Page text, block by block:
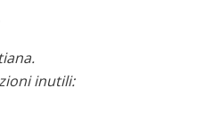
inutili: